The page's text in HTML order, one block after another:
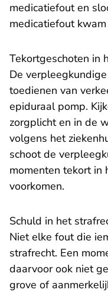
medicatiefout en
medicatiefout
Tekortgeschoten in
De
toedienen van
epiduraal pomp.
zorgplicht en in de
volgens het
schoot de
momenten tekort in
voorkomen.
Schuld in het
Niet elke fout die
strafrecht. Een
daarvoor ook niet
grove of